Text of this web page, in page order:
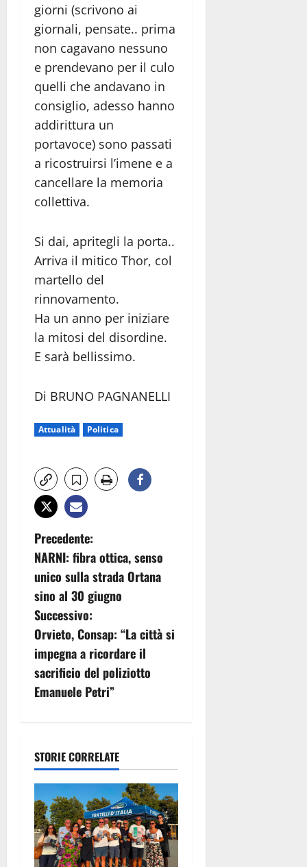
giorni (scrivono ai
giornali, pensate.. prima
non cagavano nessuno
e prendevano per il culo
quelli che andavano in
consiglio, adesso hanno
addirittura un
portavoce) sono passati
a ricostruirsi l’imene e a
cancellare la memoria
collettiva.
Si dai, apritegli la porta..
Arriva il mitico Thor, col
martello del
rinnovamento.
Ha un anno per iniziare
la mitosi del disordine.
E sarà bellissimo.
Di BRUNO PAGNANELLI
Attualità Politica
N
a
v
i
g
a
i
o
n
e
a
Precedente:
NARNI: fibra ottica, senso
unico sulla strada Ortana
sino al 30 giugno
Successivo:
Orvieto, Consap: “La città si
impegna a ricordare il
sacrificio del poliziotto
Emanuele Petri”
STORIE CORRELATE